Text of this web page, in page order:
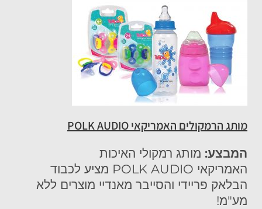
מותג הרמקולים האמריקאיPOLK AUDIO
המבצע: מותג רמקולי האיכות
האמריקאי POLK AUDIO מציע לכבוד
הבלאק פריידי והסייבר מאנדיי מוצרים ללא
מע"מ!